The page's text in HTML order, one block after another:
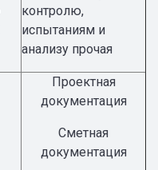
контролю,
испытаниям и
анализу прочая
Проектная
документация
Сметная
документация